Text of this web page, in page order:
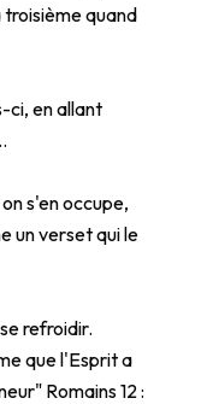
troisième quand
ci, en allant
s'en occupe,
un verset qui le
refroidir.
que l'Esprit a
Romains 12 :